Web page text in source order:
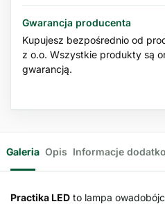
Gwarancja producenta
Kupujesz bezpośrednio od
z o.o. Wszystkie produkty są
gwarancją.
Galeria Opis Informacje
Practika LED to lampa